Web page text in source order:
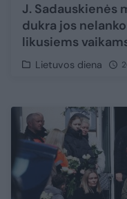
J. Sadauskienės
dukra jos
likusiems
Lietuvos diena